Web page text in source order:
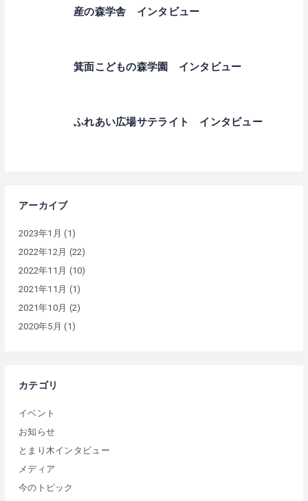
産の森学舎 インタビュー
箕面こどもの森学園 インタビュー
ふれあい広場サテライト インタビュー
アーカイブ
2023年1月 (1)
2022年12月 (22)
2022年11月 (10)
2021年11月 (1)
2021年10月 (2)
2020年5月 (1)
カテゴリ
イベント
お知らせ
とまり木インタビュー
メディア
今のトピック